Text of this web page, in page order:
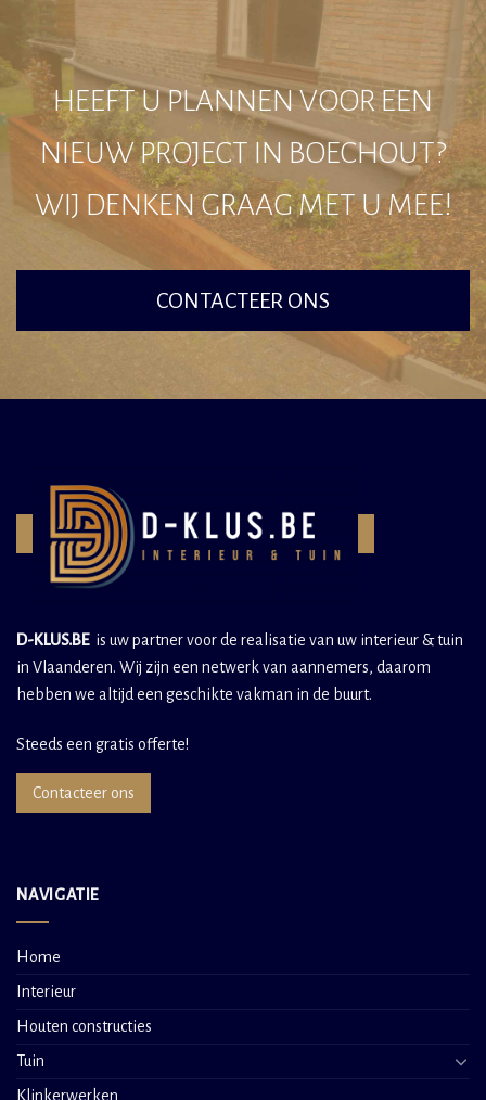
HEEFT U PLANNEN VOOR EEN
NIEUW PROJECT IN BOECHOUT?
WIJ DENKEN GRAAG MET U MEE!
CONTACTEER ONS
D-KLUS.BEis uw partner voor de realisatie van uw interieur & tuin
in Vlaanderen. Wij zijn een netwerk van aannemers, daarom
hebben we altijd een geschikte vakman in de buurt.
Steeds een gratis offerte!
Contacteer ons
NAVIGATIE
Home
Interieur
Houten constructies
Tuin
Klinkerwerken